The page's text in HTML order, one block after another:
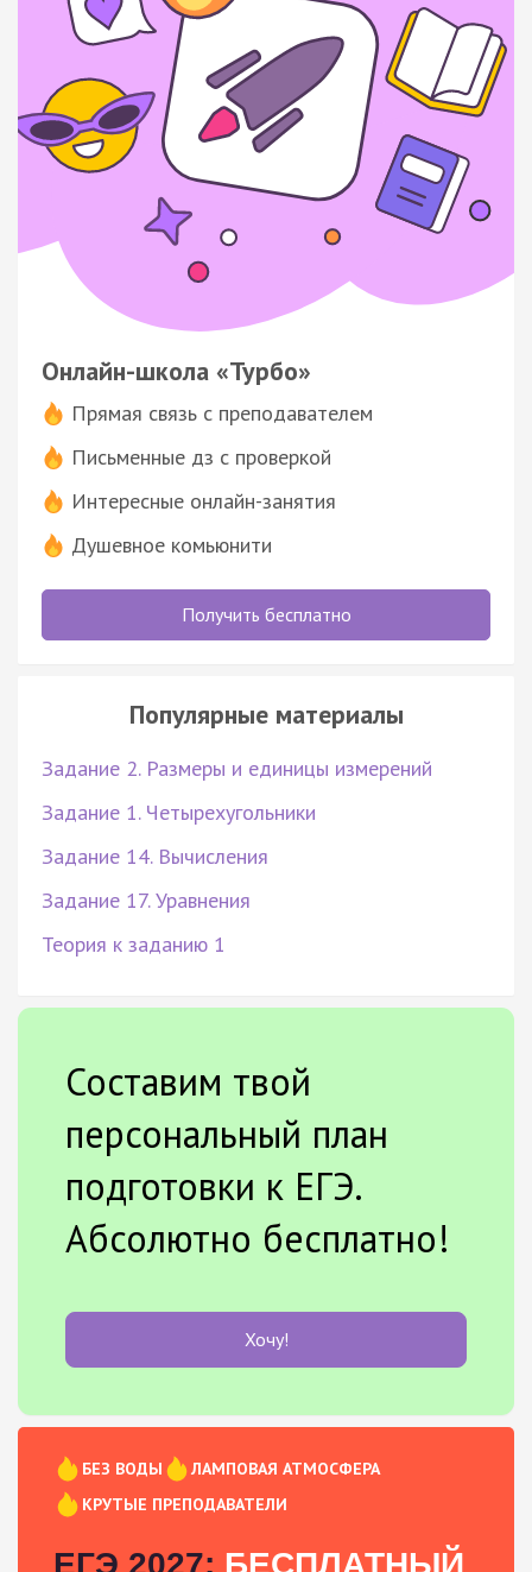
Онлайн-школа «Турбо»
Прямая связь с преподавателем
Письменные дз с проверкой
Интересные онлайн-занятия
Душевное комьюнити
Получить бесплатно
Популярные материалы
Задание 2. Размеры и единицы измерений
Задание 1. Четырехугольники
Задание 14. Вычисления
Задание 17. Уравнения
Теория к заданию 1
Составим твой
персональный план
подготовки к ЕГЭ.
Абсолютно бесплатно!
Хочу!
БЕЗ ВОДЫ
ЛАМПОВАЯ АТМОСФЕРА
КРУТЫЕ ПРЕПОДАВАТЕЛИ
ЕГЭ 2027: БЕСПЛАТНЫЙ